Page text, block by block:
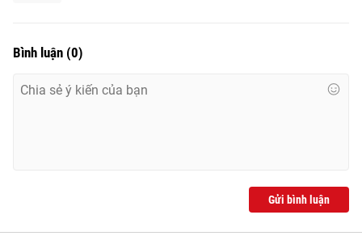
Bình luận (0)
Gửi bình luận